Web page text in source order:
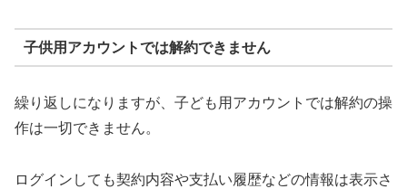
子供用アカウントでは解約できません
繰り返しになりますが、子ども用アカウントでは解約の操
作は一切できません。
ログインしても契約内容や支払い履歴などの情報は表示さ